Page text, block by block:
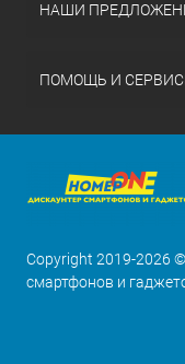
НАШИ
ПОМОЩЬ И
Copyright 2019-2026
смартфонов и